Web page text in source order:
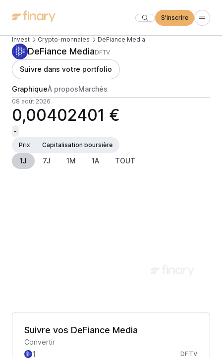
S'inscrire
Invest Crypto-monnaies DeFiance Media
DeFiance MediaDFTV
Suivre dans votre portfolio
GraphiqueÀ proposMarchés
08 août 2026
0,00402401 €
-
Prix
Capitalisation boursière
1J 7J 1M 1A TOUT
Suivre vos DeFiance Media
Convertir
DFTV